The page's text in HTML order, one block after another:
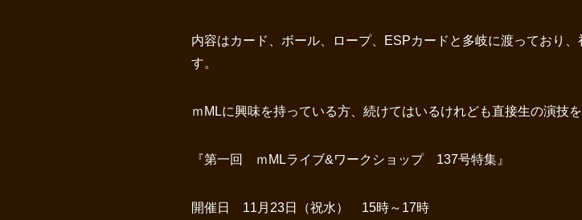
内容はカード、ボール、ロープ、ESPカードと多岐に渡っており
す。
ｍMLに興味を持っている方、続けてはいるけれども直接生の演技
『第一回 ｍMLライブ&ワークショップ 137号特集』
開催日 11月23日（祝水） 15時～17時